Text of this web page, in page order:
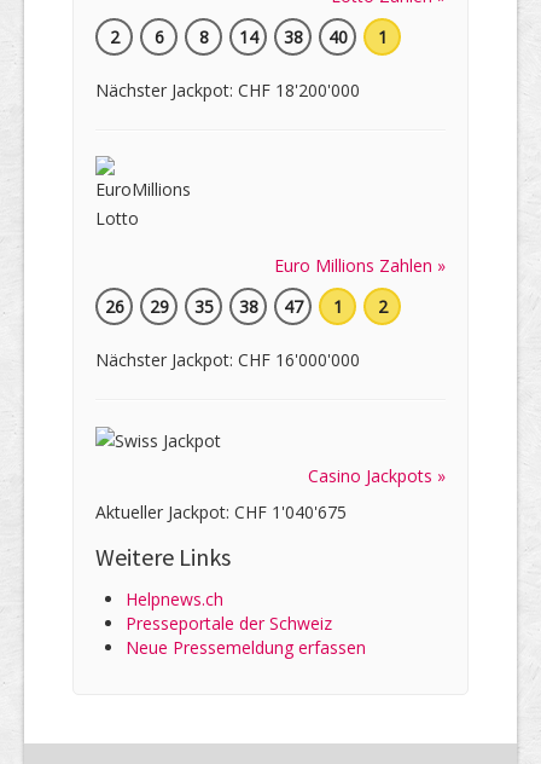
2
6 8 14 38 40 1
Nächster Jackpot: CHF 18'200'000
Euro Millions Zahlen »
26
29 35 38 47 1 2
Nächster Jackpot: CHF 16'000'000
Casino Jackpots »
Aktueller Jackpot: CHF 1'040'675
Weitere Links
Helpnews.ch
Presseportale der Schweiz
Neue Pressemeldung erfassen